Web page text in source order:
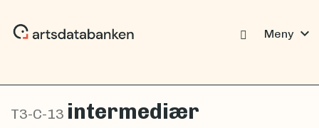
Meny expand_more
T3-C-13 intermediær